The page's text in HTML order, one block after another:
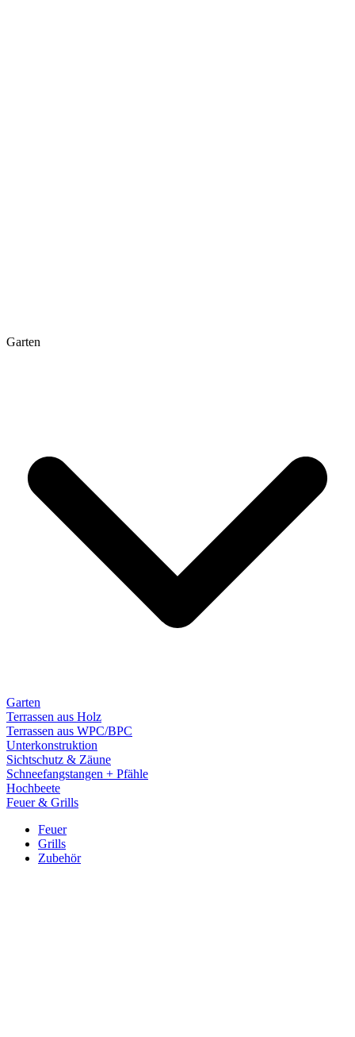
Garten
Garten
Terrassen aus Holz
Terrassen aus WPC/BPC
Unterkonstruktion
Sichtschutz & Zäune
Schneefangstangen + Pfähle
Hochbeete
Feuer & Grills
Feuer
Grills
Zubehör